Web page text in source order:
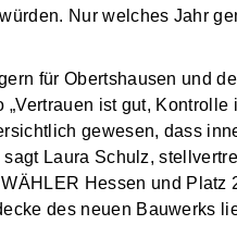
Nur welches Jahr
für Obertshausen und
ist gut,
gewesen, dass
Laura Schulz,
Hessen und Platz
des neuen Bauwerks